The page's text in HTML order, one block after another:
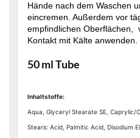
Hände nach dem Waschen
eincremen. Außerdem vor
empfindlichen Oberflächen,
Kontakt mit Kälte anwenden.
​50 ml Tube
Inhaltstoffe:
Aqua, Glyceryl Stearate SE, Caprylic/
Stearic Acid, Palmitic Acid, Disodium